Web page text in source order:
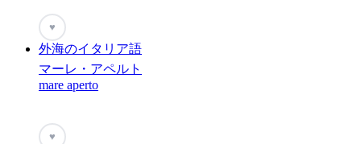
♥
外海のイタリア語
マーレ・アペルト
mare aperto
♥